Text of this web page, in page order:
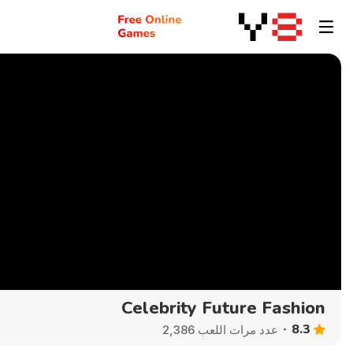
Celebrity Future Fashion
8.3 عدد مرات اللعب 2,386